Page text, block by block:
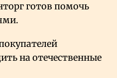
готов помочь
на отечественные